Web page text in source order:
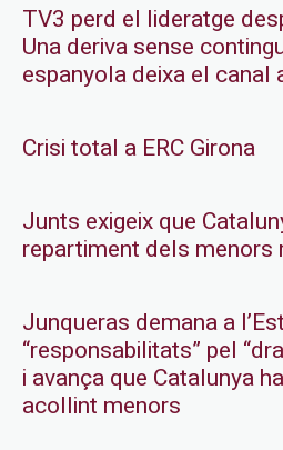
TV3 perd el lideratge
Una deriva sense
espanyola deixa el canal
Crisi total a ERC Girona
Junts exigeix que
repartiment dels menors
Junqueras demana a
“responsabilitats” pel
i avança que Catalunya
acollint menors